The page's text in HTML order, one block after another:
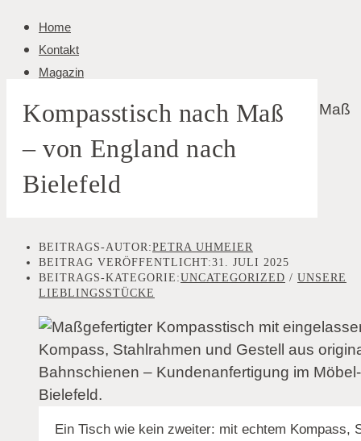
Home
Kontakt
Magazin
Kompasstisch nach Maß
– von England nach
Bielefeld
BEITRAGS-AUTOR:PETRA UHMEIER
BEITRAG VERÖFFENTLICHT:31. JULI 2025
BEITRAGS-KATEGORIE:UNCATEGORIZED / UNSERE
LIEBLINGSSTÜCKE
Ein Tisch wie kein zweiter: mit echtem Kompass,